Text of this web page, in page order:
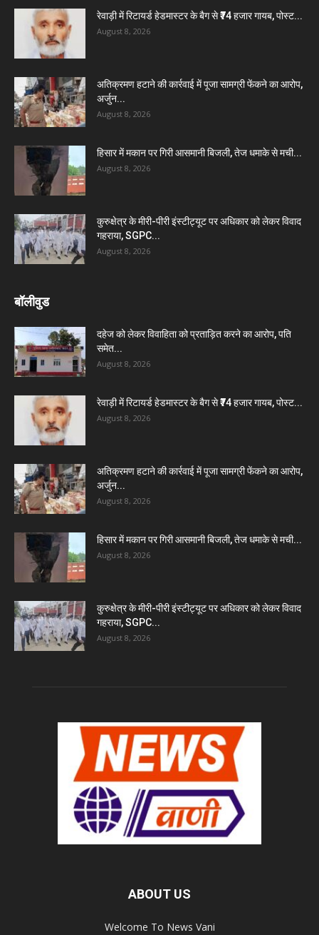
रेवाड़ी में रिटायर्ड हेडमास्टर के बैग से ₹74 हजार गायब, पोस्ट...
August 8, 2026
अतिक्रमण हटाने की कार्रवाई में पूजा सामग्री फेंकने का आरोप,
अर्जुन...
August 8, 2026
हिसार में मकान पर गिरी आसमानी बिजली, तेज धमाके से मची...
August 8, 2026
कुरुक्षेत्र के मीरी-पीरी इंस्टीट्यूट पर अधिकार को लेकर विवाद
गहराया, SGPC...
August 8, 2026
बॉलीवुड
दहेज को लेकर विवाहिता को प्रताड़ित करने का आरोप, पति
समेत...
August 8, 2026
रेवाड़ी में रिटायर्ड हेडमास्टर के बैग से ₹74 हजार गायब, पोस्ट...
August 8, 2026
अतिक्रमण हटाने की कार्रवाई में पूजा सामग्री फेंकने का आरोप,
अर्जुन...
August 8, 2026
हिसार में मकान पर गिरी आसमानी बिजली, तेज धमाके से मची...
August 8, 2026
कुरुक्षेत्र के मीरी-पीरी इंस्टीट्यूट पर अधिकार को लेकर विवाद
गहराया, SGPC...
August 8, 2026
ABOUT US
Welcome To News Vani